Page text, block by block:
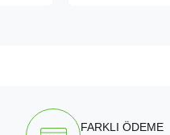
FARKLI ÖDEME